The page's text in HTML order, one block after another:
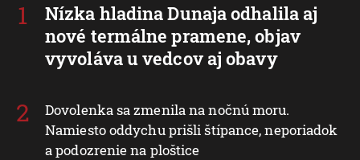
Nízka hladina Dunaja odhalila aj
nové termálne pramene, objav
vyvoláva u vedcov aj obavy
Dovolenka sa zmenila na nočnú moru.
Namiesto oddychu prišli štípance, neporiadok
a podozrenie na ploštice